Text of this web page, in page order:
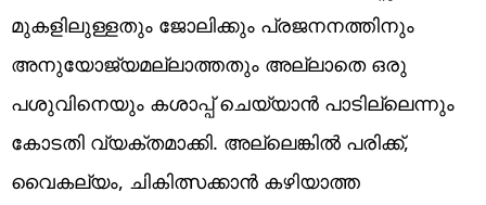
മുകളിലുള്ളതും ജോലിക്കും പ്രജനനത്തിനും
അനുയോജ്യമല്ലാത്തതും അല്ലാതെ ഒരു
പശുവിനെയും കശാപ്പ് ചെയ്യാൻ പാടില്ലെന്നും
കോടതി വ്യക്തമാക്കി. അല്ലെങ്കിൽ പരിക്ക്,
വൈകല്യം, ചികിത്സക്കാൻ കഴിയാത്ത